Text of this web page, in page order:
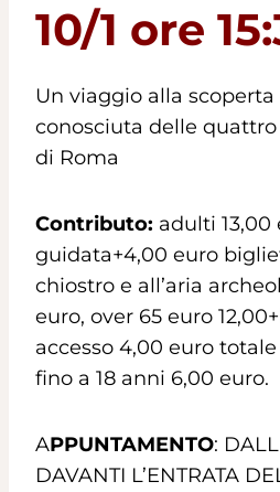
10/1 ore
Un viaggio alla
conosciuta delle
di Roma
Contributo: adulti 13,00
guidata+4,00 euro
chiostro e all’aria
euro, over 65 euro
accesso 4,00 euro
fino a 18 anni 6,00 euro.
APPUNTAMENTO:
DAVANTI L’ENTRATA